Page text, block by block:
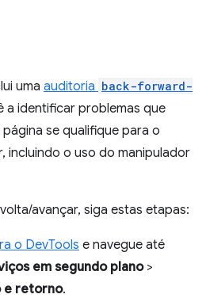
uma auditoria back-forward-
a identificar problemas que
se qualifique para o
incluindo o uso do manipulador
avançar, siga estas etapas:
o DevTools e navegue até
em segundo plano>
e retorno.